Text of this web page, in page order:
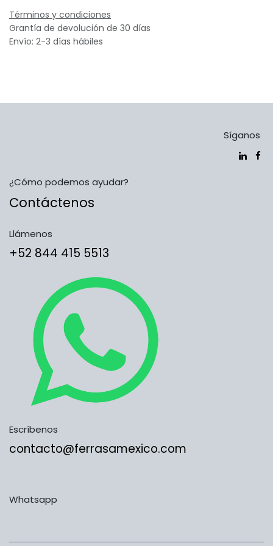
Términos y condiciones
Grantía de devolución de 30 días
Envío: 2-3 días hábiles
Síganos
¿Cómo podemos ayudar?
Contáctenos
Llámenos
​​​​​​​​​​​​+5​2​ ​8​4​4​ ​4​1​5​ 5​5​1​3​​​​​​​​​​​​​​
Escríbenos
contacto@ferrasamexico.com
Whatsapp